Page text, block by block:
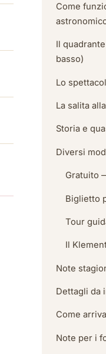
Come
Il
basso)
Lo
La salita
Storia e
Diversi
Gratuito
Biglietto
Tour
Il
Note
Dettagli da
Come
Note per i